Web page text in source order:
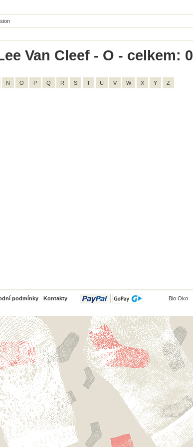
Van Cleef - O - celkem: 0
N O P Q R S T U V W X Y Z
podmínky Kontakty Bio Oko